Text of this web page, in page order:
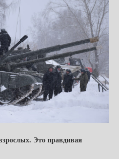
Это правдивая